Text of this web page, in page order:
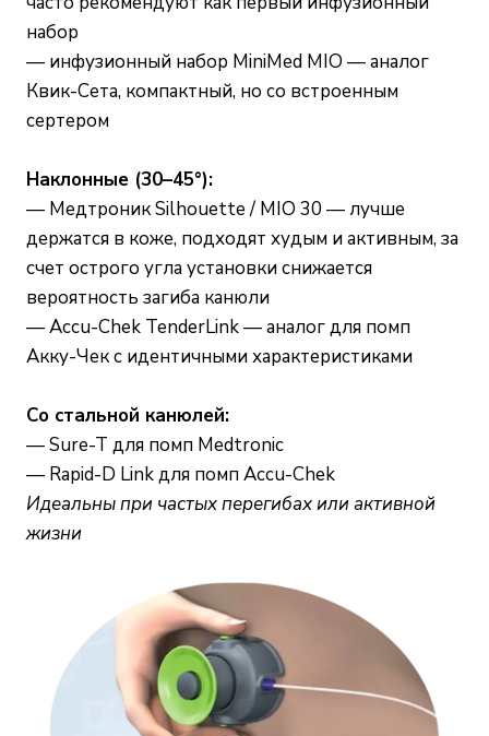
набор
— инфузионный набор MiniMed MIO — аналог
Квик-Сета, компактный, но со встроенным
сертером
Наклонные (30–45°):
— Медтроник Silhouette / MIO 30 — лучше
держатся в коже, подходят худым и активным, за
счет острого угла установки снижается
вероятность загиба канюли
— Accu-Chek TenderLink — аналог для помп
Акку-Чек с идентичными характеристиками
Со стальной канюлей:
— Sure-T для помп Medtronic
— Rapid-D Link для помп Accu-Chek
Идеальны при частых перегибах или активной
жизни